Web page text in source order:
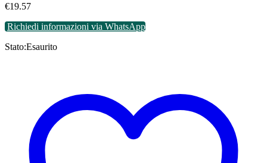
€19.57
Richiedi informazioni via WhatsApp
Stato:Esaurito